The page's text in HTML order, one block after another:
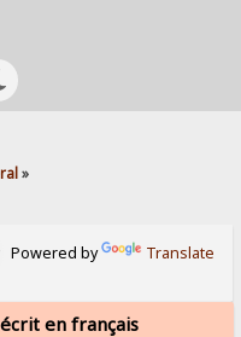
»
Powered by Translate
en français